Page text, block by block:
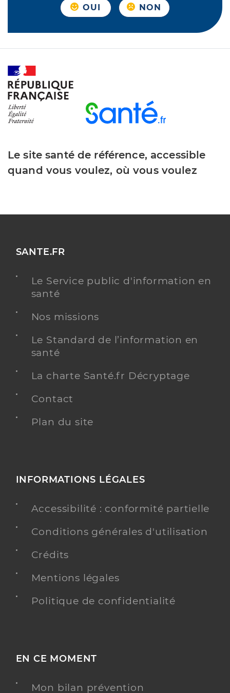
OUI NON
Le site santé de référence, accessible
quand vous voulez, où vous voulez
SANTE.FR
Le Service public d'information en
santé
Nos missions
Le Standard de l’information en
santé
La charte Santé.fr Décryptage
Contact
Plan du site
INFORMATIONS LÉGALES
Accessibilité : conformité partielle
Conditions générales d'utilisation
Crédits
Mentions légales
Politique de confidentialité
EN CE MOMENT
Mon bilan prévention